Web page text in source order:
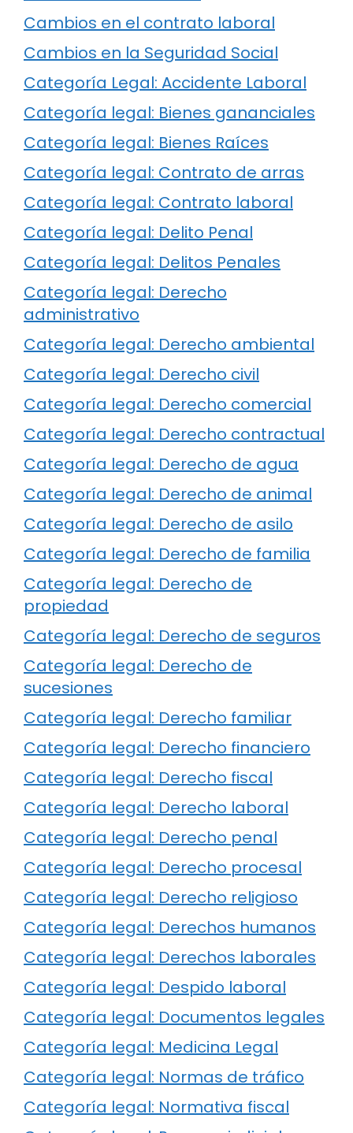
Cambios en el contrato laboral
Cambios en la Seguridad Social
Categoría Legal: Accidente Laboral
Categoría legal: Bienes gananciales
Categoría legal: Bienes Raíces
Categoría legal: Contrato de arras
Categoría legal: Contrato laboral
Categoría legal: Delito Penal
Categoría legal: Delitos Penales
Categoría legal: Derecho
administrativo
Categoría legal: Derecho ambiental
Categoría legal: Derecho civil
Categoría legal: Derecho comercial
Categoría legal: Derecho contractual
Categoría legal: Derecho de agua
Categoría legal: Derecho de animal
Categoría legal: Derecho de asilo
Categoría legal: Derecho de familia
Categoría legal: Derecho de
propiedad
Categoría legal: Derecho de seguros
Categoría legal: Derecho de
sucesiones
Categoría legal: Derecho familiar
Categoría legal: Derecho financiero
Categoría legal: Derecho fiscal
Categoría legal: Derecho laboral
Categoría legal: Derecho penal
Categoría legal: Derecho procesal
Categoría legal: Derecho religioso
Categoría legal: Derechos humanos
Categoría legal: Derechos laborales
Categoría legal: Despido laboral
Categoría legal: Documentos legales
Categoría legal: Medicina Legal
Categoría legal: Normas de tráfico
Categoría legal: Normativa fiscal